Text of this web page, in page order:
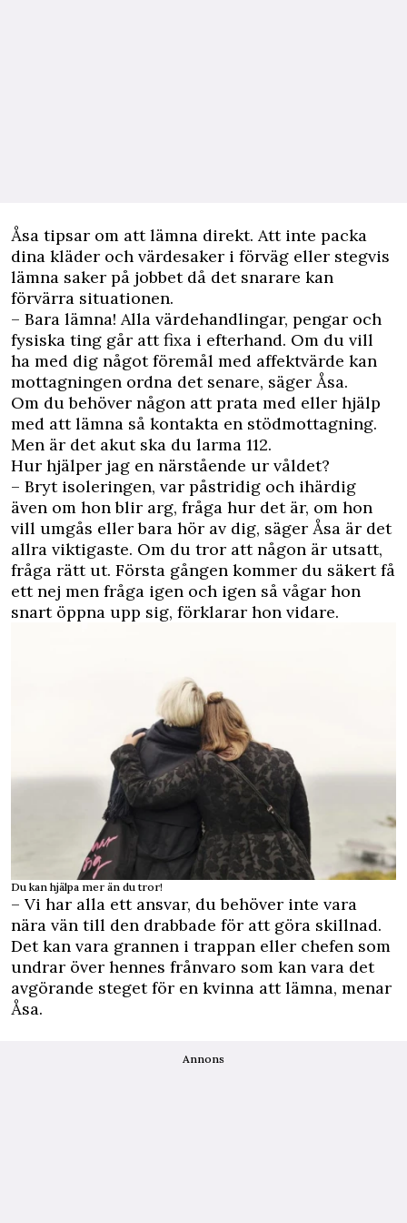
Åsa tipsar om att lämna direkt. Att inte packa
dina kläder och värdesaker i förväg eller stegvis
lämna saker på jobbet då det snarare kan
förvärra situationen.
– Bara lämna! Alla värdehandlingar, pengar och
fysiska ting går att fixa i efterhand. Om du vill
ha med dig något föremål med affektvärde kan
mottagningen ordna det senare, säger Åsa.
Om du behöver någon att prata med eller hjälp
med att lämna så kontakta en stödmottagning.
Men är det akut ska du larma 112.
Hur hjälper jag en närstående ur våldet?
– Bryt isoleringen, var påstridig och ihärdig
även om hon blir arg, fråga hur det är, om hon
vill umgås eller bara hör av dig, säger Åsa är det
allra viktigaste. Om du tror att någon är utsatt,
fråga rätt ut. Första gången kommer du säkert få
ett nej men fråga igen och igen så vågar hon
snart öppna upp sig, förklarar hon vidare.
Du kan hjälpa mer än du tror!
– Vi har alla ett ansvar, du behöver inte vara
nära vän till den drabbade för att göra skillnad.
Det kan vara grannen i trappan eller chefen som
undrar över hennes frånvaro som kan vara det
avgörande steget för en kvinna att lämna, menar
Åsa.
Annons